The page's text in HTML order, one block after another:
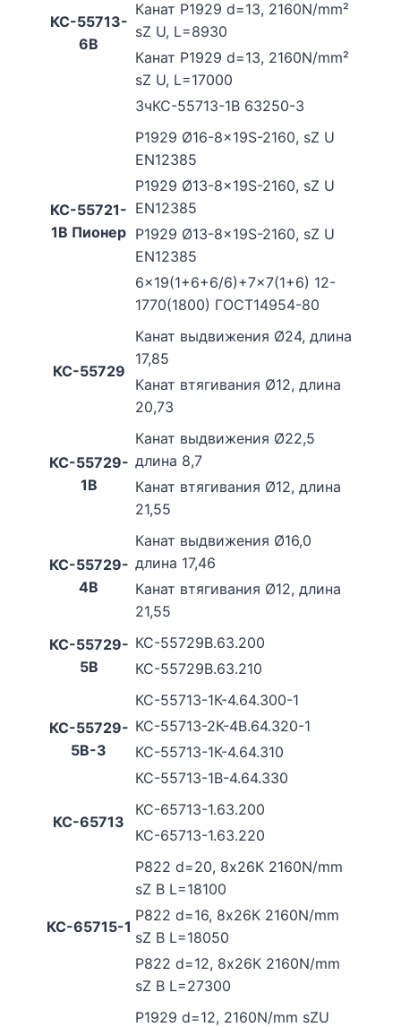
КС-55713-
6В
Канат P1929 d=13, 2160N/mm²
sZ U, L=8930
Канат P1929 d=13, 2160N/mm²
sZ U, L=17000
ЗчКС-55713-1В 63250-3
КС-55721-
1В Пионер
P1929 Ø16-8x19S-2160, sZ U
EN12385
P1929 Ø13-8x19S-2160, sZ U
EN12385
P1929 Ø13-8x19S-2160, sZ U
EN12385
6×19(1+6+6/6)+7×7(1+6) 12-
1770(1800) ГОСТ14954-80
КС-55729
Канат выдвижения Ø24, длина
17,85
Канат втягивания Ø12, длина
20,73
КС-55729-
1В
Канат выдвижения Ø22,5
длина 8,7
Канат втягивания Ø12, длина
21,55
КС-55729-
4В
Канат выдвижения Ø16,0
длина 17,46
Канат втягивания Ø12, длина
21,55
КС-55729-
5В
КС-55729В.63.200
КС-55729В.63.210
КС-55729-
5В-3
КС-55713-1К-4.64.300-1
КС-55713-2К-4В.64.320-1
КС-55713-1К-4.64.310
КС-55713-1В-4.64.330
КС-65713
КС-65713-1.63.200
КС-65713-1.63.220
КС-65715-1
P822 d=20, 8х26К 2160N/mm
sZ B L=18100
P822 d=16, 8х26К 2160N/mm
sZ B L=18050
P822 d=12, 8х26К 2160N/mm
sZ B L=27300
P1929 d=12, 2160N/mm sZU